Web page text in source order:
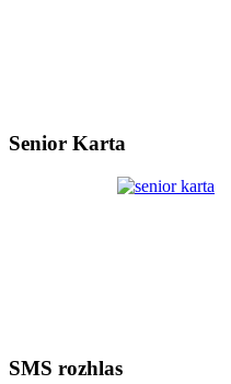
Senior Karta
SMS rozhlas